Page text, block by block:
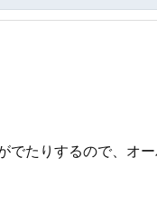
でたりするので、オ